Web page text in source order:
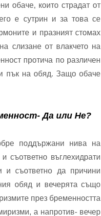
обаче, които страдат от
е сутрин и за това се
и празният стомах
слизане от влакчето на
протича по различен
пък на обяд. Защо обаче
Да или Не?
поддържани нива на
съответно въглехидрати
и съответно да причини
обяд и вечерята също
през бременността
а напротив- вечер